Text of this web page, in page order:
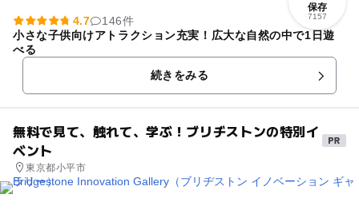
保存
7157
4.7
146件
小さな子供向けアトラクション充実！広大な自然の中で1日遊
べる
続きをみる
無料で見て、触れて、学ぶ！ブリヂストンの特別イ
ベント
東京都小平市